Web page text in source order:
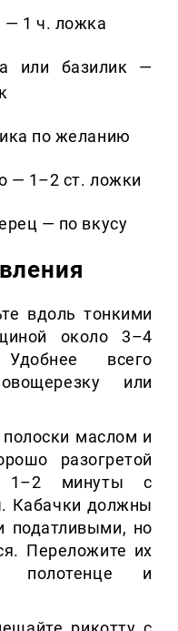
— 1 ч. ложка
или базилик —
по желанию
— 1–2 ст. ложки
— по вкусу
вдоль тонкими
около 3–4
всего
или
маслом и
разогретой
1–2 минуты с
Кабачки должны
податливыми, но
Переложите их
полотенце и